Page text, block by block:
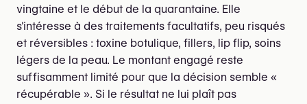
vingtaine et le début de la quarantaine. Elle
s'intéresse à des traitements facultatifs, peu risqués
et réversibles : toxine botulique, fillers, lip flip, soins
légers de la peau. Le montant engagé reste
suffisamment limité pour que la décision semble «
récupérable ». Si le résultat ne lui plaît pas